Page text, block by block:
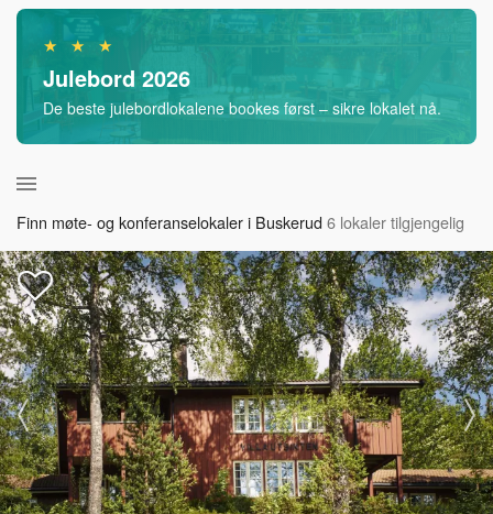
★ ★ ★
Julebord 2026
De beste julebordlokalene bookes først – sikre lokalet nå.
Finn møte- og konferanselokaler i Buskerud6 lokaler tilgjengelig